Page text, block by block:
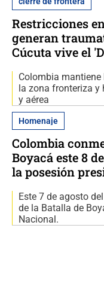
Restricciones
generan
Cúcuta vive el
Colombia
la zona fronteriza y
y aérea
Homenaje
Colombia
Boyacá este 8
la posesión
Este 7 de agosto
de la Batalla de
Nacional.